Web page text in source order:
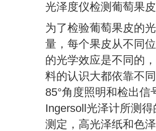
光泽度仪检测葡萄果
为了检验葡萄果皮的
量，每个果皮从不同
的光学效应是不同的
料的认识大都依靠不
85°角度照明和检出
Ingersoll光泽计所测
测定，高光泽纸和色